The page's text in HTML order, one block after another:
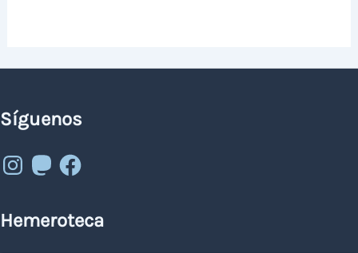
Síguenos
Instagram
MastodonFacebook
Hemeroteca